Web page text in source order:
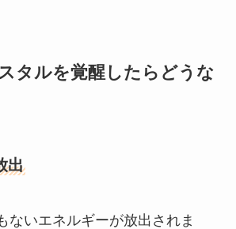
タルを覚醒したらどうな
出
ないエネルギーが放出されま